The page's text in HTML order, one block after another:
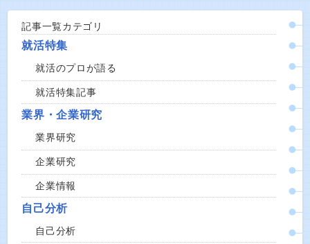
記事一覧カテゴリ
就活特集
就活のプロが語る
就活特集記事
業界・企業研究
業界研究
企業研究
企業情報
自己分析
自己分析